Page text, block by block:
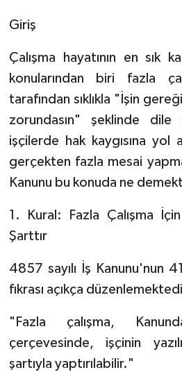
Giriş
Çalışma hayatının en sık
konularından biri fazla
tarafından sıklıkla "İşin
zorundasın" şeklinde
işçilerde hak kaygısına yol
gerçekten fazla mesai
Kanunu bu konuda ne
1. Kural: Fazla Çalışma İçin
Şarttır
4857 sayılı İş Kanunu'nun
fıkrası açıkça
"Fazla çalışma,
çerçevesinde, işçinin yazılı
şartıyla yaptırılabilir."